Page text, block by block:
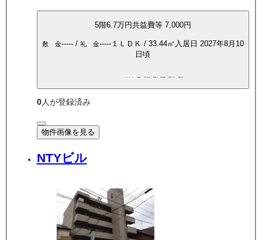
5階6.7万円共益費等 7,000円
敷 金-----/ 礼 金-----１ＬＤＫ / 33.44㎡ 入居日 2027年8月10
日頃
インターネット無料 P空き有 敷礼0 角部屋 都市ガス 南向き
0人が登録済み
物件画像を見る
NTYビル